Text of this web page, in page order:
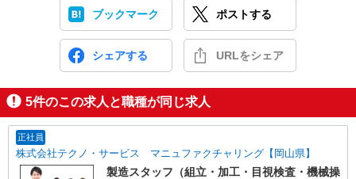
ブックマーク ポストする
シェアする URLをシェア
5件のこの求人と職種が同じ求人
正社員
株式会社テクノ・サービス マニュファクチャリング【岡山県】
製造スタッフ（組立・加工・目視検査・機械操